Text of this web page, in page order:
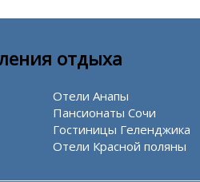
отдыха
Отели Анапы
Пансионаты Сочи
Гостиницы Геленджика
Отели Красной поляны